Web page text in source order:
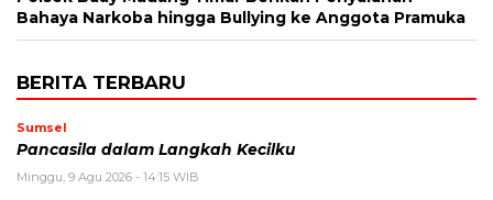
Bahaya Narkoba hingga Bullying ke Anggota Pramuka
BERITA TERBARU
Sumsel
Pancasila dalam Langkah Kecilku
Minggu, 9 Agu 2026 - 14:15 WIB